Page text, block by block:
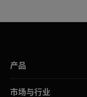
产品
市场与行业